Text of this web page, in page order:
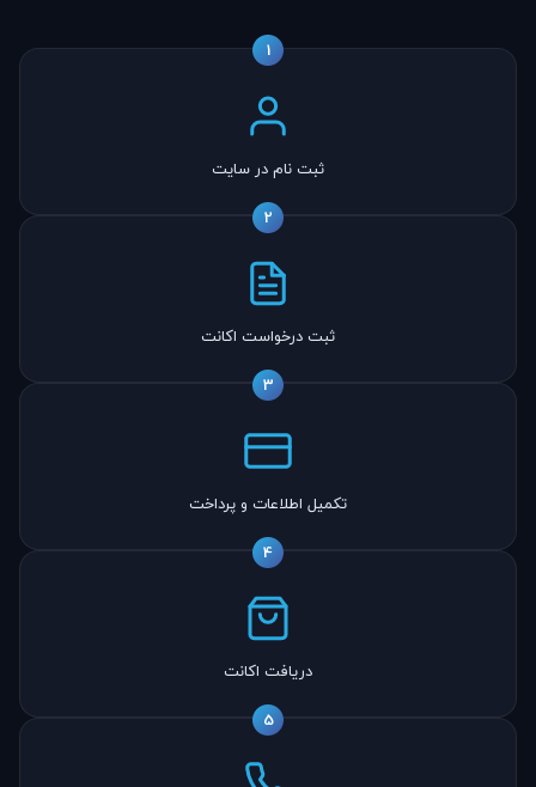
1
ثبت نام در سایت
2
ثبت درخواست اکانت
3
تکمیل اطلاعات و پرداخت
4
دریافت اکانت
5